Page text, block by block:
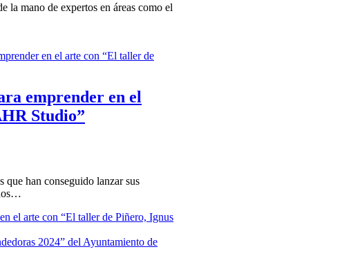
la mano de expertos en áreas como el
emprender en el
Studio”
que han conseguido lanzar sus
el arte con “El taller de Piñero, Ignus